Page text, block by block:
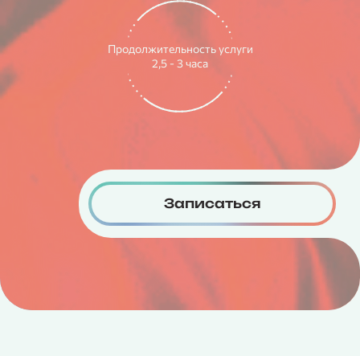
Продолжительность услуги
2,5 - 3 часа
Записаться